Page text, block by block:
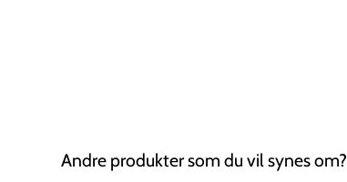
Andre produkter som du vil synes om?